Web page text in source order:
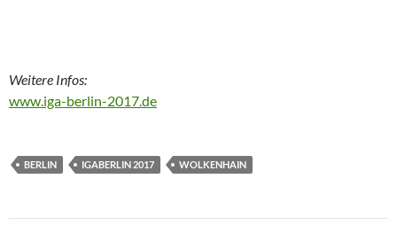
Weitere Infos:
www.iga-berlin-2017.de
BERLIN IGABERLIN 2017 WOLKENHAIN